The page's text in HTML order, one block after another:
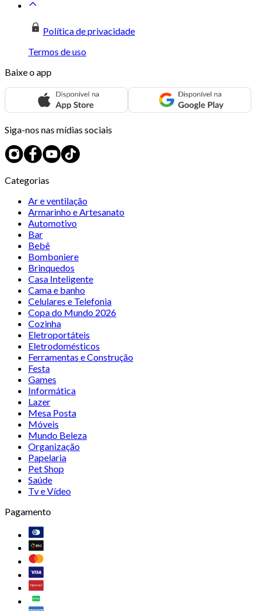
Política de privacidade
Termos de uso
Baixe o app
Siga-nos nas mídias sociais
Categorias
Ar e ventilação
Armarinho e Artesanato
Automotivo
Bar
Bebê
Bomboniere
Brinquedos
Casa Inteligente
Cama e banho
Celulares e Telefonia
Copa do Mundo 2026
Cozinha
Eletroportáteis
Eletrodomésticos
Ferramentas e Construção
Festa
Games
Informática
Lazer
Mesa Posta
Móveis
Mundo Beleza
Organização
Papelaria
Pet Shop
Saúde
Tv e Vídeo
Pagamento